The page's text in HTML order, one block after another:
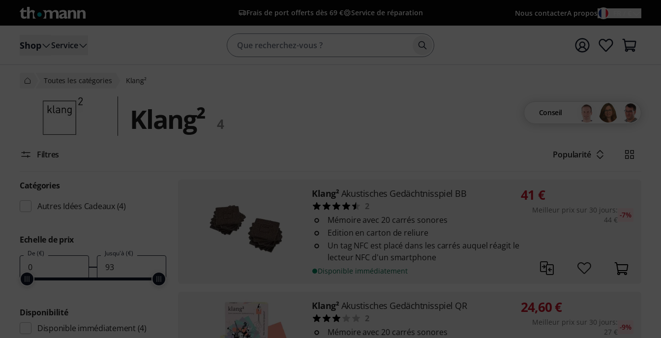
Frais de port offerts dès 69 € Service de réparation Nous contacterA propos
Shop Service Démarrer la recherche avec le terme de recherche
Toutes les catégories Klang²
Klang² 4
Conseil
Filtres Popularité
Catégories
Autres Idées Cadeaux(4)
Echelle de prix
De (€) Jusqu'à (€)
Disponibilité
Disponible immédiatement (4)
Klang² Akustisches Gedächtnisspiel BB
2
Mémoire avec 20 carrés sonores
Edition en carton de reliure
Un tag NFC est placé dans les carrés auquel réagit le
lecteur NFC d'un smartphone
Disponible immédiatement
41 €
Meilleur prix sur 30 jours:
44 €
-7%
Klang² Akustisches Gedächtnisspiel QR
2
Mémoire avec 20 carrés sonores
24,60€
Meilleur prix sur 30 jours:
27 €
-9%